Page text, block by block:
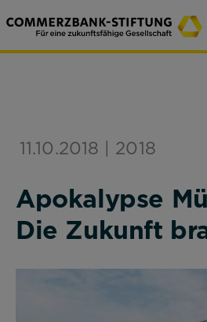
11.10.2018 | 2018
Apokalypse
Die Zukunft